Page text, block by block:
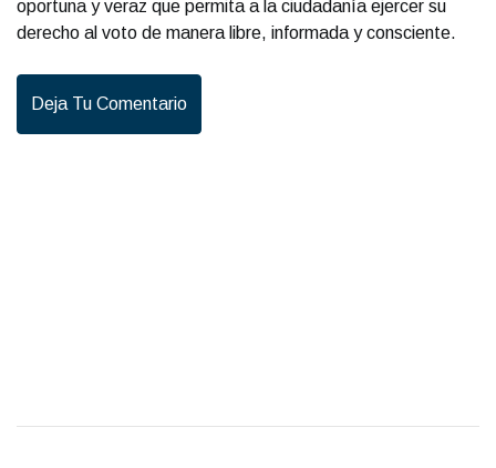
oportuna y veraz que permita a la ciudadanía ejercer su
derecho al voto de manera libre, informada y consciente.
Deja Tu Comentario